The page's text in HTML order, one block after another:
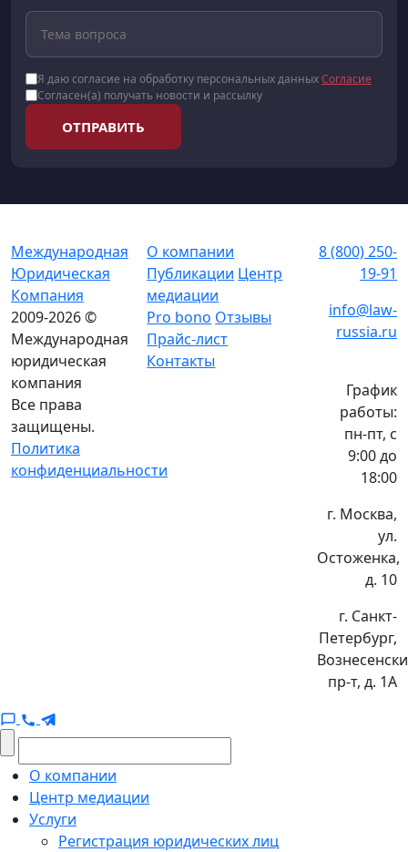
Я даю согласие на обработку персональных данныхСогласие
Согласен(а) получать новости и рассылку
ОТПРАВИТЬ
Международная
Юридическая
Компания
2009-2026 ©
Международная
юридическая
компания
Все права
защищены.
Политика
конфиденциальности
О компании
Публикации Центр
медиации
Pro bono Отзывы
Прайс-лист
Контакты
8 (800) 250-
19-91
info@law-
russia.ru
График
работы:
пн-пт, с
9:00 до
18:00
г. Москва,
ул.
Остоженка,
д. 10
г. Санкт-
Петербург,
пр-т, д. 1А
О компании
Центр медиации
Услуги
Регистрация юридических лиц